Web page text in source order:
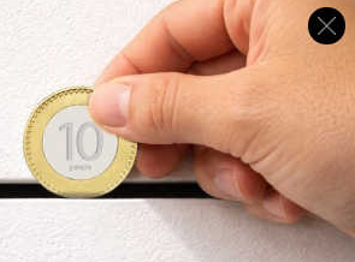
ratificara el camino injusto de
del procedimiento, en vez de
y llano liberando a Alejandra Morán,
en lo que se resuelve el caso,
en reclusión domiciliaria”, agregó la
“muy afectada” por la revelación